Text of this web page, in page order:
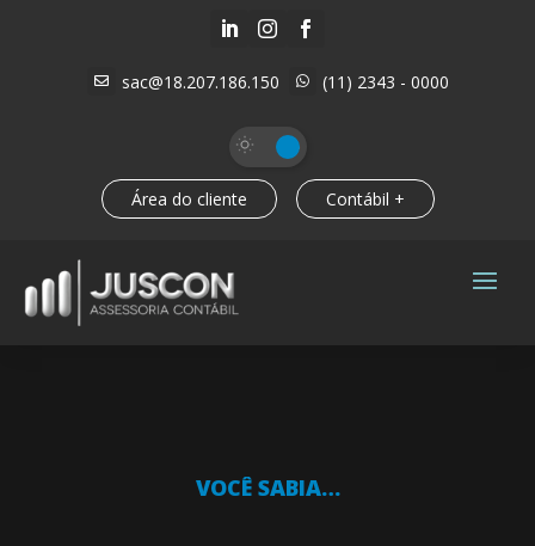
  
 sac@18.207.186.150  (11) 2343 - 0000
Área do cliente Contábil +
VOCÊ SABIA…